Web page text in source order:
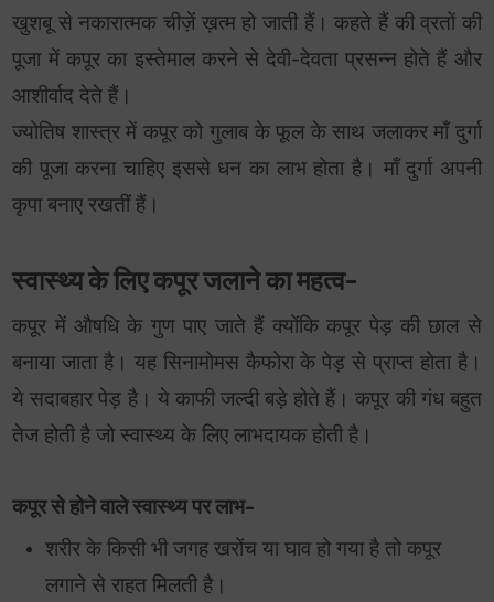
खुशबू से नकारात्मक चीज़ें ख़त्म हो जाती हैं। कहते हैं की व्रतों की
पूजा में कपूर का इस्तेमाल करने से देवी-देवता प्रसन्न होते हैं और
आशीर्वाद देते हैं।
ज्योतिष शास्त्र में कपूर को गुलाब के फूल के साथ जलाकर माँ दुर्गा
की पूजा करना चाहिए इससे धन का लाभ होता है। माँ दुर्गा अपनी
कृपा बनाए रखतीं हैं।
स्वास्थ्य के लिए कपूर जलाने का महत्व-
कपूर में औषधि के गुण पाए जाते हैं क्योंकि कपूर पेड़ की छाल से
बनाया जाता है। यह सिनामोमस कैफोरा के पेड़ से प्राप्त होता है।
ये सदाबहार पेड़ है। ये काफी जल्दी बड़े होते हैं। कपूर की गंध बहुत
तेज होती है जो स्वास्थ्य के लिए लाभदायक होती है।
कपूर से होने वाले स्वास्थ्य पर लाभ-
शरीर के किसी भी जगह खरोंच या घाव हो गया है तो कपूर
लगाने से राहत मिलती है।